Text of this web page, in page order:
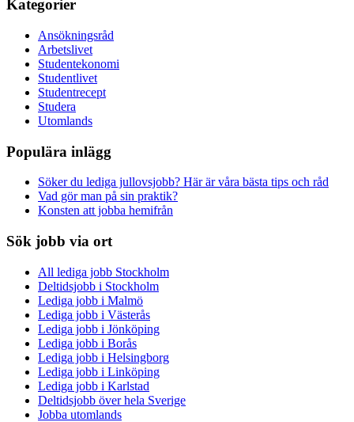
Kategorier
Ansökningsråd
Arbetslivet
Studentekonomi
Studentlivet
Studentrecept
Studera
Utomlands
Populära inlägg
Söker du lediga jullovsjobb? Här är våra bästa tips och råd
Vad gör man på sin praktik?
Konsten att jobba hemifrån
Sök jobb via ort
All lediga jobb Stockholm
Deltidsjobb i Stockholm
Lediga jobb i Malmö
Lediga jobb i Västerås
Lediga jobb i Jönköping
Lediga jobb i Borås
Lediga jobb i Helsingborg
Lediga jobb i Linköping
Lediga jobb i Karlstad
Deltidsjobb över hela Sverige
Jobba utomlands